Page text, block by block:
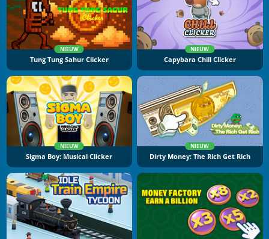
NIEUW
Tung Tung Sahur Clicker
NIEUW
Capybara Chill Clicker
NIEUW
Sigma Boy: Musical Clicker
NIEUW
Dirty Money: The Rich Get Rich